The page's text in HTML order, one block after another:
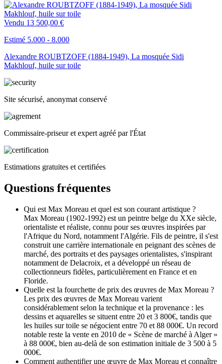
Vendu 13 500,00 €
Estimé 5.000 - 8.000
Alexandre ROUBTZOFF (1884-1949), La mosquée Sidi
Makhlouf, huile sur toile
Site sécurisé, anonymat conservé
Commissaire-priseur et expert agréé par l'État
Estimations gratuites et certifiées
Questions fréquentes
Qui est Max Moreau et quel est son courant artistique ?
Max Moreau (1902-1992) est un peintre belge du XXe siècle,
orientaliste et réaliste, connu pour ses œuvres inspirées par
l'Afrique du Nord, notamment l'Algérie. Fils de peintre, il s'est
construit une carrière internationale en peignant des scènes de
marché, des portraits et des paysages orientalistes, s'inspirant
notamment de Delacroix, et a développé un réseau de
collectionneurs fidèles, particulièrement en France et en
Floride.
Quelle est la fourchette de prix des œuvres de Max Moreau ?
Les prix des œuvres de Max Moreau varient
considérablement selon la technique et la provenance : les
dessins et aquarelles se situent entre 20 et 3 800€, tandis que
les huiles sur toile se négocient entre 70 et 88 000€. Un record
notable reste la vente en 2010 de « Scène de marché à Alger »
à 88 000€, bien au-delà de son estimation initiale de 3 500 à 5
000€.
Comment authentifier une œuvre de Max Moreau et connaître